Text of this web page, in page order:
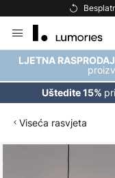
to
Content
LJETNA
Uštedite 15%
Viseća rasvjeta
to